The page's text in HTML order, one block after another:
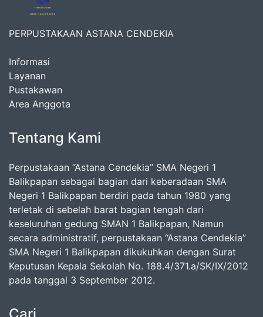
PERPUSTAKAAN ASTANA CENDEKIA
Informasi
Layanan
Pustakawan
Area Anggota
Tentang Kami
Perpustakaan “Astana Cendekia” SMA Negeri 1
Balikpapan sebagai bagian dari keberadaan SMA
Negeri 1 Balikpapan berdiri pada tahun 1980 yang
terletak di sebelah barat bagian tengah dari
keseluruhan gedung SMAN 1 Balikpapan, Namun
secara administratif, perpustakaan “Astana Cendekia”
SMA Negeri 1 Balikpapan dikukuhkan dengan Surat
Keputusan Kepala Sekolah No. 188.4/371.a/SK/IX/2012
pada tanggal 3 September 2012.